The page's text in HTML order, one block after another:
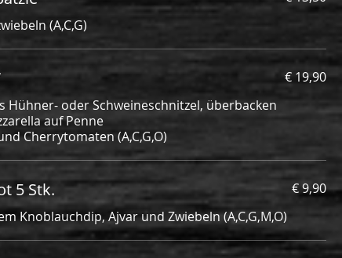
(A,C,G)
Hühner- oder Schweineschnitzel, überbacken
auf Penne
Cherrytomaten (A,C,G,O)
€ 19,90
5 Stk.
Knoblauchdip, Ajvar und Zwiebeln (A,C,G,M,O)
€ 9,90